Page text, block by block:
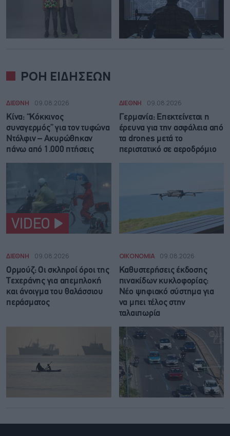
ΡΟΗ ΕΙΔΗΣΕΩΝ
ΔΙΕΘΝΗ 09.08.2026
Κίνα: “Κόκκινος
συναγερμός” για τον τυφώνα
Ντόλφιν – Ακυρώθηκαν
πάνω από 1.000 πτήσεις
VIDEO
ΔΙΕΘΝΗ 09.08.2026
Γερμανία: Επεκτείνεται η
έρευνα για την ασφάλεια από
τα drones μετά το
περιστατικό σε αεροδρόμιο
ΔΙΕΘΝΗ 09.08.2026
Ορμούζ: Οι σκληροί όροι της
Τεχεράνης για απεμπλοκή
και άνοιγμα του θαλάσσιου
περάσματος
ΟΙΚΟΝΟΜΙΑ 09.08.2026
Καθυστερήσεις έκδοσης
πινακίδων κυκλοφορίας:
Νέο ψηφιακό σύστημα για
να μπει τέλος στην
ταλαιπωρία